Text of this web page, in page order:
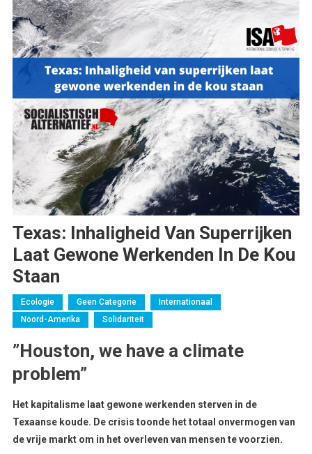
Texas: Inhaligheid Van Superrijken
Laat Gewone Werkenden In De Kou
Staan
Ecologie Geen Categorie
Internationaal
Noord-Amerika
Solidariteit
”Houston, we have a climate
problem”
Het kapitalisme laat gewone werkenden sterven in de
Texaanse koude. De crisis toonde het totaal onvermogen van
de vrije markt om in het overleven van mensen te voorzien.